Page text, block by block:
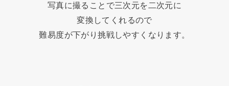
写真に撮ることで三次元を二次元に
変換してくれるので
難易度が下がり挑戦しやすくなります。